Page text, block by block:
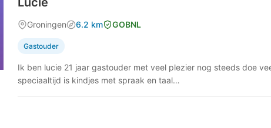
Groningen 6.2 km GOBNL
Gastouder
Ik ben lucie 21 jaar gastouder met veel plezier nog steeds doe
speciaaltijd is kindjes met spraak en taal…